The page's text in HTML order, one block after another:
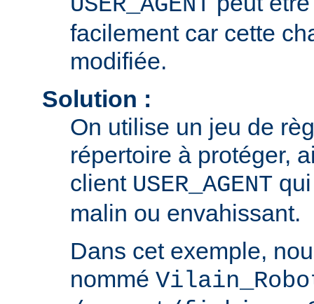
facilement car cette
modifiée.
Solution :
On utilise un jeu de
répertoire à protéger,
client USER_AGENT
malin ou envahissant.
Dans cet exemple,
nommé